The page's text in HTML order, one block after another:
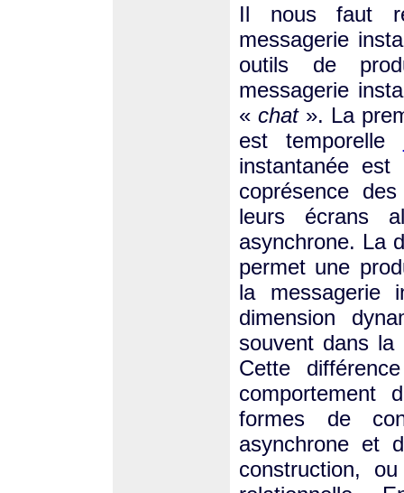
Il nous faut
messagerie
outils de
messagerie
« chat». La
est temporelle
instantanée
coprésence
leurs écrans
asynchrone. La
permet une
la messagerie
dimension
souvent dans
Cette
comportement
formes de
asynchrone et
construction,